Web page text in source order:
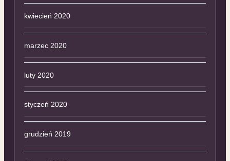
kwiecień 2020
marzec 2020
luty 2020
styczeń 2020
grudzień 2019